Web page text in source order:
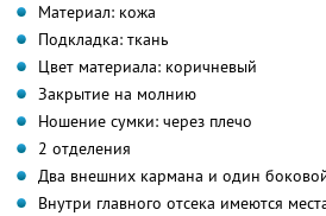
Материал: кожа
Подкладка: ткань
Цвет материала: коричневый
Закрытие на молнию
Ношение сумки: через плечо
2 отделения
Два внешних кармана и один
Внутри главного отсека имеются